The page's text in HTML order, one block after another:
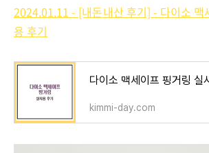
2024.01.11 - [내돈내산 후기] - 다이소 맥
용 후기
다이소 맥세이프 핑거링 실
kimmi-day.com